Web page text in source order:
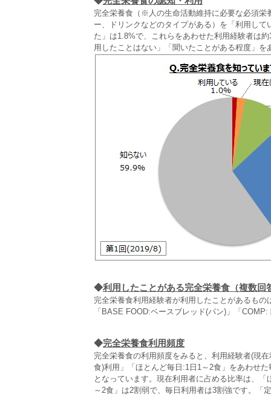
完全栄養食（※人の生命活動維持に必要な必須栄
ー、ドリンクなどのタイプがある）を「利用し
た」は1.8%で、これらをあわせた利用経験者は
用したことはない」「聞いたことがある程度」
◆利用したことがある完全栄養食（複数回
完全栄養食利用経験者が利用したことがあるも
「BASE FOOD:ベースブレッド(パン)」「
◆完全栄養食利用頻度
完全栄養食の利用頻度をみると、利用経験者(現
食)利用」「ほとんど毎日:1日1～2食」をあわせ
となっています。現在利用者に占める比率は、
～2食」は2割弱で、毎日利用者は3割強です。「